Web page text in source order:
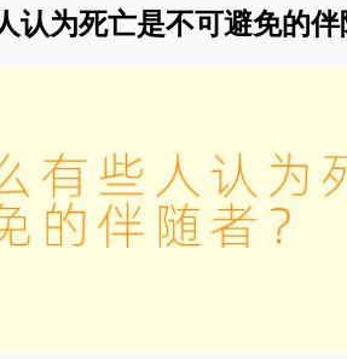
认为死亡是不可避免的伴